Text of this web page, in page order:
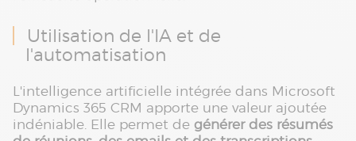
Utilisation de l'IA et de
l'automatisation
L'intelligence artificielle intégrée dans Microsoft
Dynamics 365 CRM apporte une valeur ajoutée
indéniable. Elle permet de générer des résumés